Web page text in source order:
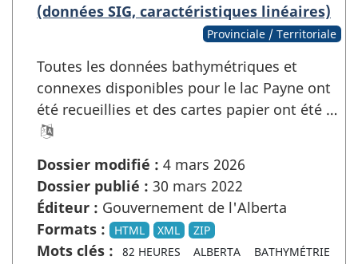
(données SIG, caractéristiques linéaires)
Provinciale / Territoriale
Toutes les données bathymétriques et
connexes disponibles pour le lac Payne ont
été recueillies et des cartes papier ont été …
Dossier modifié : 4 mars 2026
Dossier publié : 30 mars 2022
Éditeur : Gouvernement de l'Alberta
Formats :
HTML XML ZIP
Mots clés : 82 HEURES ALBERTA
BATHYMÉTRIE